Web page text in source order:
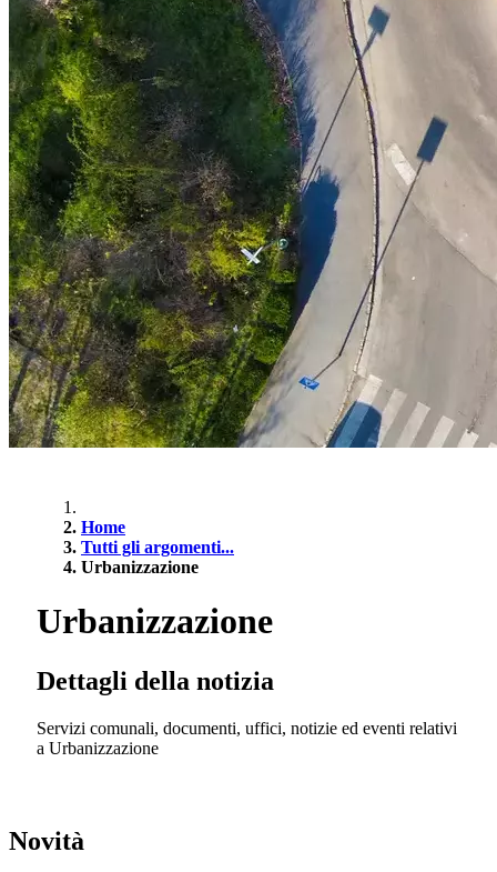
Home
Tutti gli argomenti...
Urbanizzazione
Urbanizzazione
Dettagli della notizia
Servizi comunali, documenti, uffici, notizie ed eventi relativi
a Urbanizzazione
Novità